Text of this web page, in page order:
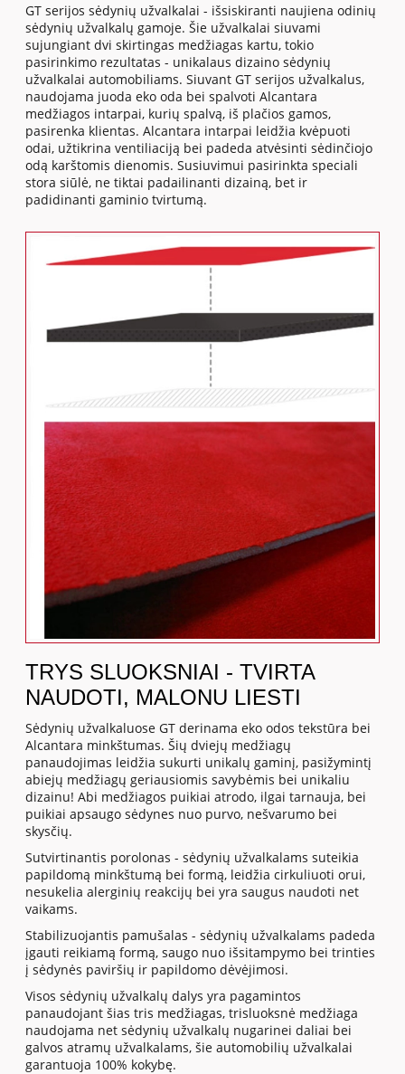
GT serijos sėdynių užvalkalai - išsiskiranti naujiena odinių
sėdynių užvalkalų gamoje. Šie užvalkalai siuvami
sujungiant dvi skirtingas medžiagas kartu, tokio
pasirinkimo rezultatas - unikalaus dizaino sėdynių
užvalkalai automobiliams. Siuvant GT serijos užvalkalus,
naudojama juoda eko oda bei spalvoti Alcantara
medžiagos intarpai, kurių spalvą, iš plačios gamos,
pasirenka klientas. Alcantara intarpai leidžia kvėpuoti
odai, užtikrina ventiliaciją bei padeda atvėsinti sėdinčiojo
odą karštomis dienomis. Susiuvimui pasirinkta speciali
stora siūlė, ne tiktai padailinanti dizainą, bet ir
padidinanti gaminio tvirtumą.
TRYS SLUOKSNIAI - TVIRTA
NAUDOTI, MALONU LIESTI
Sėdynių užvalkaluose GT derinama eko odos tekstūra bei
Alcantara minkštumas. Šių dviejų medžiagų
panaudojimas leidžia sukurti unikalų gaminį, pasižymintį
abiejų medžiagų geriausiomis savybėmis bei unikaliu
dizainu! Abi medžiagos puikiai atrodo, ilgai tarnauja, bei
puikiai apsaugo sėdynes nuo purvo, nešvarumo bei
skysčių.
Sutvirtinantis porolonas - sėdynių užvalkalams suteikia
papildomą minkštumą bei formą, leidžia cirkuliuoti orui,
nesukelia alerginių reakcijų bei yra saugus naudoti net
vaikams.
Stabilizuojantis pamušalas - sėdynių užvalkalams padeda
įgauti reikiamą formą, saugo nuo išsitampymo bei trinties
į sėdynės paviršių ir papildomo dėvėjimosi.
Visos sėdynių užvalkalų dalys yra pagamintos
panaudojant šias tris medžiagas, trisluoksnė medžiaga
naudojama net sėdynių užvalkalų nugarinei daliai bei
galvos atramų užvalkalams, šie automobilių užvalkalai
garantuoja 100% kokybę.